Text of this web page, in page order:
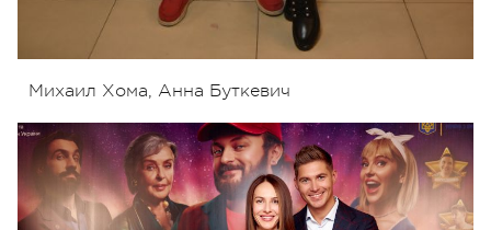
Михаил Хома, Анна Буткевич